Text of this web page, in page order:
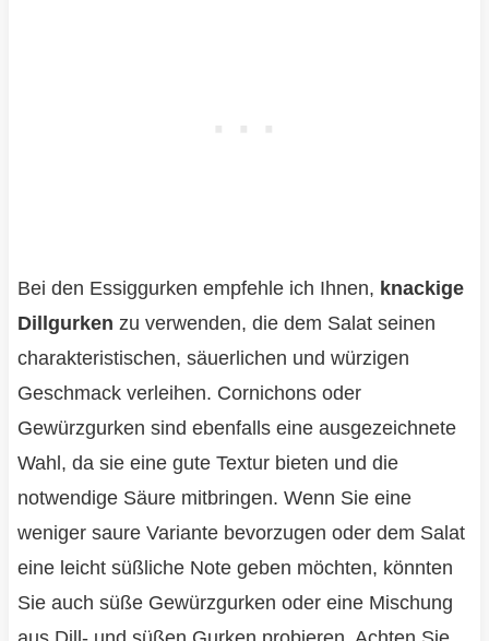
Bei den Essiggurken empfehle ich Ihnen, knackige
Dillgurken zu verwenden, die dem Salat seinen
charakteristischen, säuerlichen und würzigen
Geschmack verleihen. Cornichons oder
Gewürzgurken sind ebenfalls eine ausgezeichnete
Wahl, da sie eine gute Textur bieten und die
notwendige Säure mitbringen. Wenn Sie eine
weniger saure Variante bevorzugen oder dem Salat
eine leicht süßliche Note geben möchten, könnten
Sie auch süße Gewürzgurken oder eine Mischung